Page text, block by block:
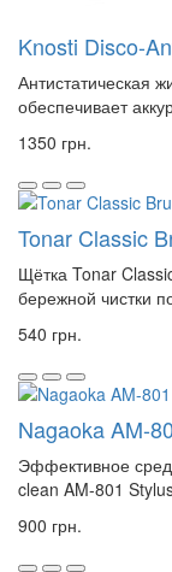
Knosti Disco-
Антистатическая
обеспечивает
1350 грн.
Tonar Classic
Щётка Tonar
бережной чистки
540 грн.
Nagaoka AM-
Эффективное
clean AM-801
900 грн.